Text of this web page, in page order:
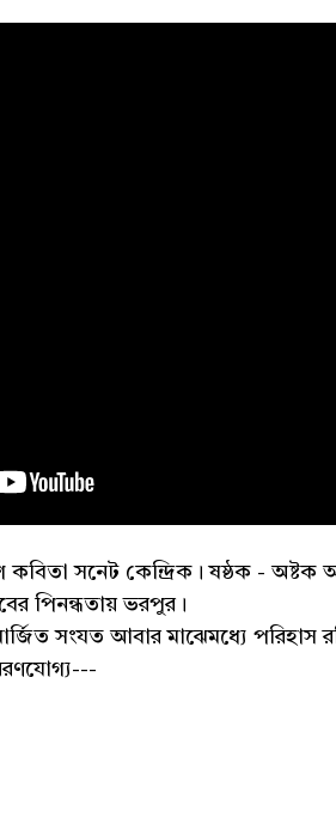
কবিতা সনেট কেন্দ্রিক। ষষ্ঠক -
পিনন্ধতায় ভরপুর।
সংযত আবার মাঝেমধ্যে পরিহাস